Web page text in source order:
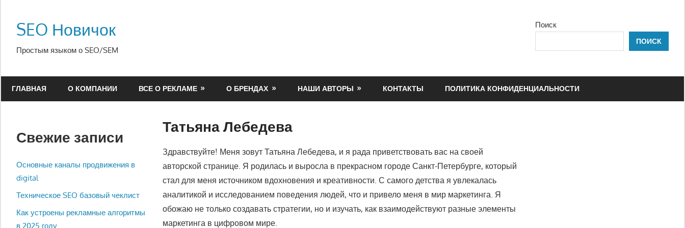
содержимому
SEO Новичок
Простым языком о SEO/SEM
Поиск
ПОИСК
ГЛАВНАЯ О КОМПАНИИ ВСЕ О РЕКЛАМЕ О БРЕНДАХ НАШИ АВТОРЫ КОНТАКТЫ ПОЛИТИКА КОНФИДЕНЦИАЛЬНОСТИ
Татьяна Лебедева
Здравствуйте! Меня зовут Татьяна Лебедева, и я рада приветствовать вас на своей
авторской странице. Я родилась и выросла в прекрасном городе Санкт-Петербурге, который
стал для меня источником вдохновения и креативности. С самого детства я увлекалась
аналитикой и исследованием поведения людей, что и привело меня в мир маркетинга. Я
обожаю не только создавать стратегии, но и изучать, как взаимодействуют разные элементы
маркетинга в цифровом мире.
Свежие записи
Основные каналы продвижения в
digital
Техническое SEO базовый чеклист
Как устроены рекламные алгоритмы
в 2025 году